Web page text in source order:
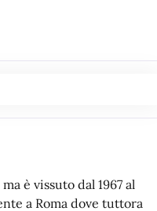
è vissuto dal 1967 al
a Roma dove tuttora